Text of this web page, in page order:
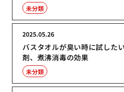
未分類
バスタオルが臭い時に試した
剤、煮沸消毒の効果
2025.05.26
未分類